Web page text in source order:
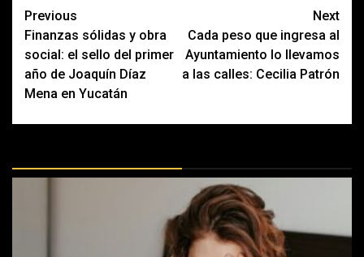
Post
navigation
Previous
Finanzas sólidas y obra
social: el sello del primer
año de Joaquín Díaz
Mena en Yucatán
Next
Cada peso que ingresa al
Ayuntamiento lo llevamos
a las calles: Cecilia Patrón